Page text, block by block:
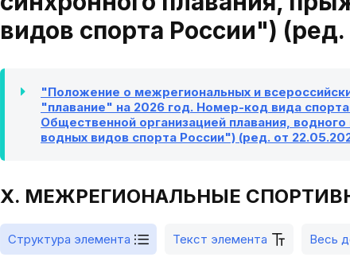
видов спорта России")
"Положение о межрегиональных и
"плавание" на 2026 год. Номер-код вида
Общественной организацией плавания,
водных видов спорта России") (ред. от
X. МЕЖРЕГИОНАЛЬНЫЕ
Структура элемента Текст элемента Весь